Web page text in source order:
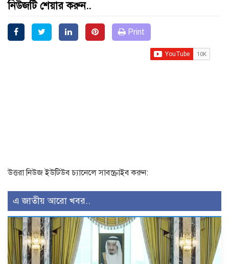
নিউজটি শেয়ার করুন..
Print
উত্তরা নিউজ ইউটিউব চ্যানেলে সাবস্ক্রাইব করুন:
এ জাতীয় আরো খবর..